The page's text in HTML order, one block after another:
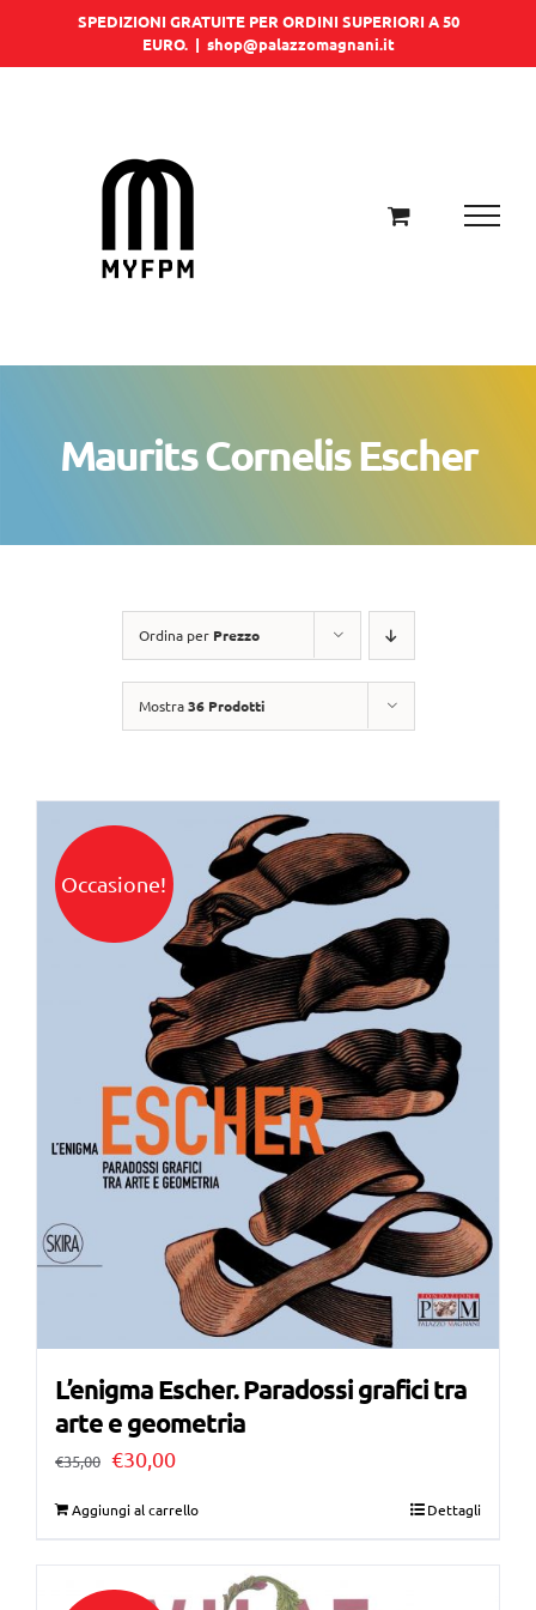
SPEDIZIONI GRATUITE PER ORDINI SUPERIORI A 50
EURO. | shop@palazzomagnani.it
Maurits Cornelis Escher
Ordina per Prezzo
Mostra36 Prodotti
Occasione!
L’enigma Escher. Paradossi grafici tra
arte e geometria
€35,00 Il
€30,00Il
Aggiungi al carrello Dettagli